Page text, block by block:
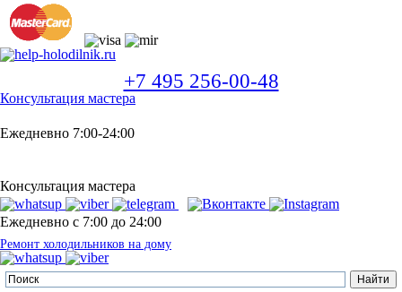
+7 495 256-00-48
Консультация мастера
Ежедневно 7:00-24:00
Консультация мастера
Ежедневно с 7:00 до 24:00
Ремонт холодильников на дому